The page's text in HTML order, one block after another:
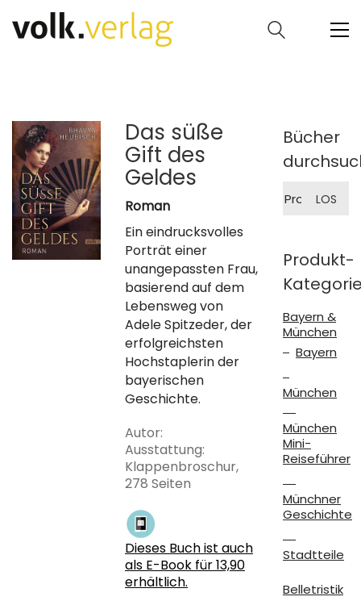
Das süße
Gift des
Geldes
Roman
Ein eindrucksvolles
Porträt einer
unangepassten Frau,
basierend auf dem
Lebensweg von
Adele Spitzeder, der
erfolgreichsten
Hochstaplerin der
bayerischen
Geschichte.
Autor:
Ausstattung:
Klappenbroschur,
278 Seiten
Dieses Buch ist auch
als E-Book für 13,90
erhältlich.
Bücher
nach:
LOS
Produkt-
Bayern &
München
Bayern
München
München
Mini-
Reiseführer
Münchner
Geschichte
Stadtteile
Belletristik